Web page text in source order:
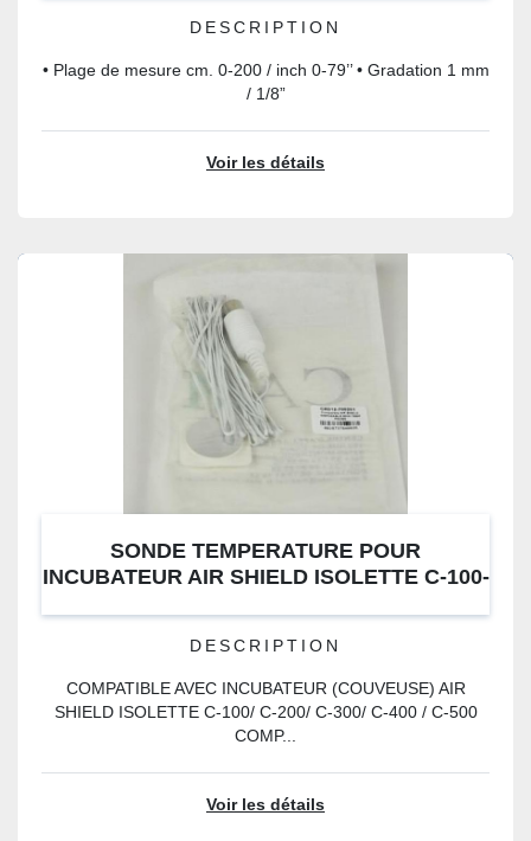
DESCRIPTION
• Plage de mesure cm. 0-200 / inch 0-79’’ • Gradation 1 mm
/ 1/8”
Voir les détails
SONDE TEMPERATURE POUR
INCUBATEUR AIR SHIELD ISOLETTE C-100-
DESCRIPTION
COMPATIBLE AVEC INCUBATEUR (COUVEUSE) AIR
SHIELD ISOLETTE C-100/ C-200/ C-300/ C-400 / C-500
COMP...
Voir les détails